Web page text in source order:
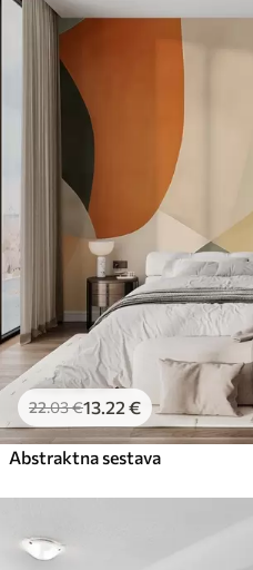
22.03€13 .22 €
Abstraktna sestava